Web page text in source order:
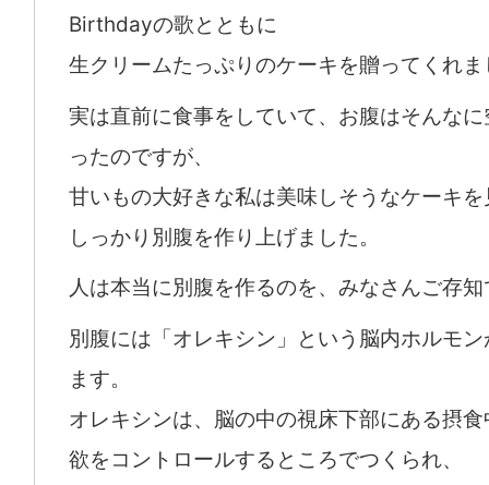
Birthdayの歌とともに
生クリームたっぷりのケーキを贈ってくれ
実は直前に食事をしていて、お腹はそんな
ったのですが、
甘いもの大好きな私は美味しそうなケーキ
しっかり別腹を作り上げました。
人は本当に別腹を作るのを、みなさんご存
別腹には「オレキシン」という脳内ホルモ
ます。
オレキシンは、脳の中の視床下部にある摂
欲をコントロールするところでつくられ、